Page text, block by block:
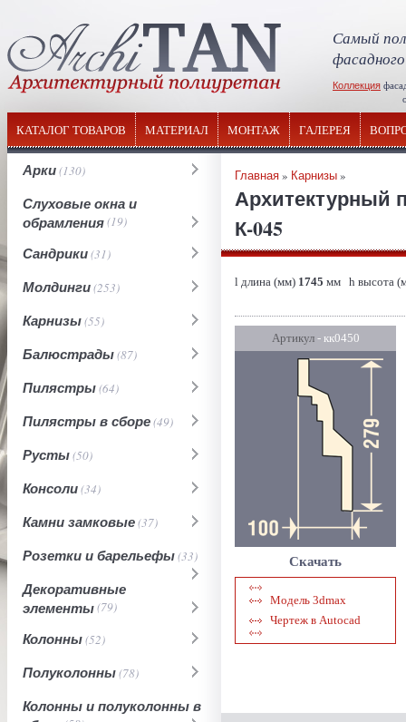
Самый
Коллекция
КАТАЛОГ ТОВАРОВ МАТЕРИАЛ МОНТАЖ ГАЛЕРЕЯ
Арки(130)
Слуховые окна и
обрамления(19)
Сандрики(31)
Молдинги(253)
Карнизы(55)
Балюстрады(87)
Пилястры(64)
Пилястры в сборе(49)
Русты(50)
Консоли(34)
Камни замковые(37)
Розетки и барельефы(33)
Декоративные
элементы(79)
Колонны(52)
Полуколонны(78)
Колонны и полуколонны в
Главная» Карнизы»
Архитектурный
К-045
l длина (мм) 1745 мм h высота
Артикул- кк0450
Скачать
Модель 3dmax
Чертеж в Autocad